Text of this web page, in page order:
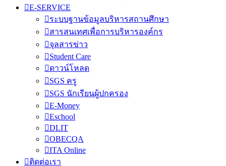
E-SERVICE
ระบบฐานข้อมูลบริหารสถานศึกษา
สารสนเทศเพื่อการบริหารองค์กร
จุลสารข่าว
Student Care
ดาวน์โหลด
SGS ครู
SGS นักเรียนผู้ปกครอง
E-Money
Eschool
DLIT
OBECQA
ITA Online
ติดต่อเรา